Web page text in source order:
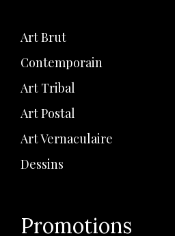
Art Brut
Contemporain
Art Tribal
Art Postal
Art Vernaculaire
Dessins
Promotions